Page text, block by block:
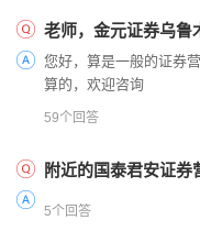
您好，算是一般的证券
算的，欢迎咨询
59个回答
附近的国泰君安证券
5个回答